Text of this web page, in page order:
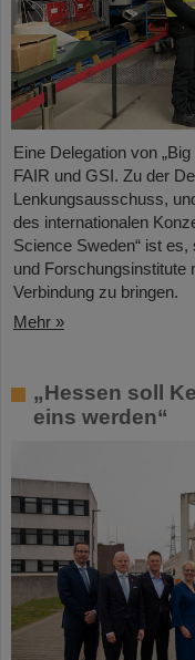
Eine Delegation von
FAIR und GSI. Zu der
Lenkungsausschuss,
des internationalen
Science Sweden“ ist
und Forschungsinstitute
Verbindung zu bringen.
Mehr »
„Hessen soll
eins werden“